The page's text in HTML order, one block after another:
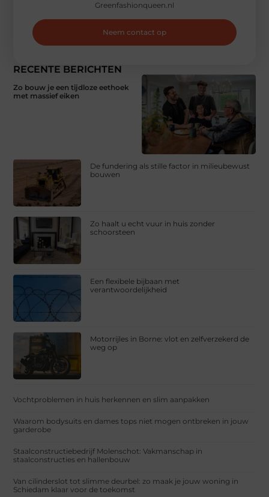
RECENTE BERICHTEN
Zo bouw je een tijdloze eethoek
met massief eiken
De fundering als stille factor in milieubewust
bouwen
Zo haalt u echt vuur in huis zonder
schoorsteen
Een flexibele bijbaan met
verantwoordelijkheid
Motorrijles in Borne: vlot en zelfverzekerd de
weg op
Vochtproblemen in huis herkennen en slim aanpakken
Waarom bodysuits en dames tops niet mogen ontbreken in jouw
garderobe
Staalconstructiebedrijf Molenschot: Vakmanschap in
staalconstructies en hallenbouw
Van cilinderslot tot slimme deurbel: zo maak je jouw woning in
Schiedam klaar voor de toekomst
Greenfashionqueen.nl
Neem contact op